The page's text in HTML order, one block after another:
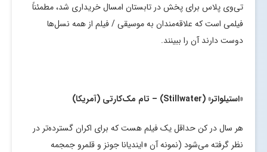
تی‌وی پلاس برای پخش در تابستان امسال خریداری شد، مطمئناً
فیلمی است که علاقه‌مندان به موسیقی / فیلم از همه نسل‌ها
دوست دارند آن را ببینند.
«استیلواتر» (Stillwater) – تام مک‌کارتی (آمریکا)
هر سال در کن حداقل یک فیلم هست که برای اکران گسترده‌تر در
نظر گرفته می‌شود (نمونه آن «ایندیانا جونز و قلمرو جمجمه